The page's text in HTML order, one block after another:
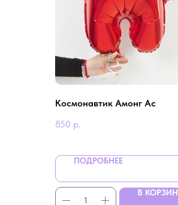
Космонавтик Амонг Ас
850 р.
ПОДРОБНЕЕ
В